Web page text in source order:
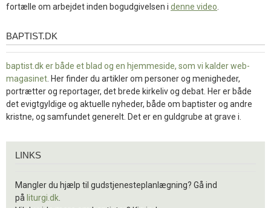
fortælle om arbejdet inden bogudgivelsen i denne video
baptist.dk
BAPTIST.DK
baptist.dk er både et blad og en hjemmeside, som vi kalder web-
magasinet . Her finder du artikler om personer og menigheder,
portrætter og reportager, det brede kirkeliv og debat. Her er både
det evigtgyldige og aktuelle nyheder, både om baptister og andre
kristne, og samfundet generelt. Det er en guldgrube at grave i.
LINKS
Mangler du hjælp til gudstjenesteplanlægning? Gå ind
på liturgi.dk